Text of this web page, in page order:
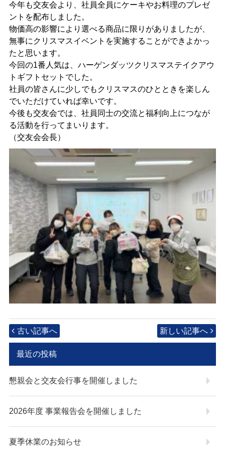
今年も交友会より、社員全員にケーキやお料理のプレゼ
ントを配布しました。
物価高の影響により選べる商品に限りがありましたが、
無事にクリスマスイベントを実施することができよかっ
たと思います。
今回の1番人気は、ハーゲンダッツクリスマステイクアウ
トギフトセットでした。
社員の皆さんに少しでもクリスマスのひとときを楽しん
でいただけていれば幸いです。
今後も交友会では、社員同士の交流と福利向上につなが
る活動を行ってまいります。
（交友会会長）
古い記事へ 新しい記事へ
最近の投稿
懇親会と交友会行事を開催しました
2026年度 事業報告会を開催しました
夏季休業のお知らせ